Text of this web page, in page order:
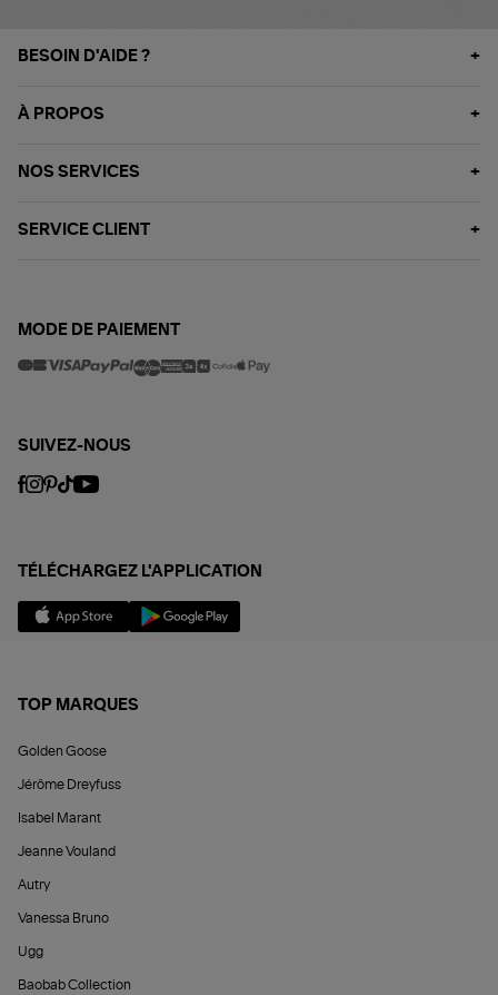
BESOIN D'AIDE ?
À PROPOS
NOS SERVICES
SERVICE CLIENT
MODE DE PAIEMENT
SUIVEZ-NOUS
TÉLÉCHARGEZ L'APPLICATION
TOP MARQUES
Golden Goose
Jérôme Dreyfuss
Isabel Marant
Jeanne Vouland
Autry
Vanessa Bruno
Ugg
Baobab Collection